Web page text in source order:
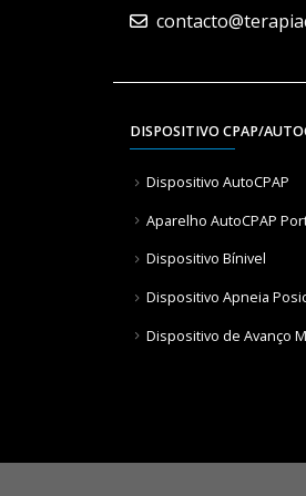
DISPOSITIVO CPAP/
Dispositivo AutoCPAP
Aparelho AutoCPAP
Dispositivo Bínivel
Dispositivo Apneia
Dispositivo de Avanço